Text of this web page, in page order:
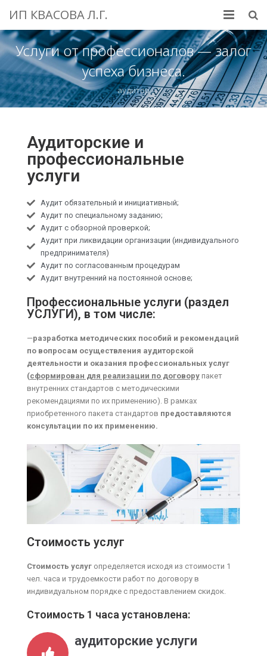
ИП КВАСОВА Л.Г.
Главная
Услуги
Партнеры
Контакты
Услуги от профессионалов — залог
успеха бизнеса.
аудитор
Аудиторские и
профессиональные
услуги
Аудит обязательный и инициативный;
Аудит по специальному заданию;
Аудит с обзорной проверкой;
Аудит при ликвидации организации (индивидуального
предпринимателя)
Аудит по согласованным процедурам
Аудит внутренний на постоянной основе;
Профессиональные услуги (раздел
УСЛУГИ), в том числе:
—разработка методических пособий и рекомендаций
по вопросам осуществления аудиторской
деятельности и оказания профессиональных услуг
(сформирован для реализации по договору пакет
внутренних стандартов с методическими
рекомендациями по их применению). В рамках
приобретенного пакета стандартов предоставляются
консультации по их применению.
Стоимость услуг
Стоимость услуг определяется исходя из стоимости 1
чел. часа и трудоемкости работ по договору в
индивидуальном порядке с предоставлением скидок.
Стоимость 1 часа установлена:
аудиторские услуги